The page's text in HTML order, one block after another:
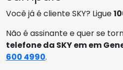
Você já é cliente SKY? Ligue
Não é assinante e quer se
telefone da SKY em em
600 4990.